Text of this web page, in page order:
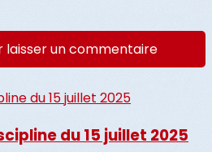
un commentaire
du 15 juillet 2025